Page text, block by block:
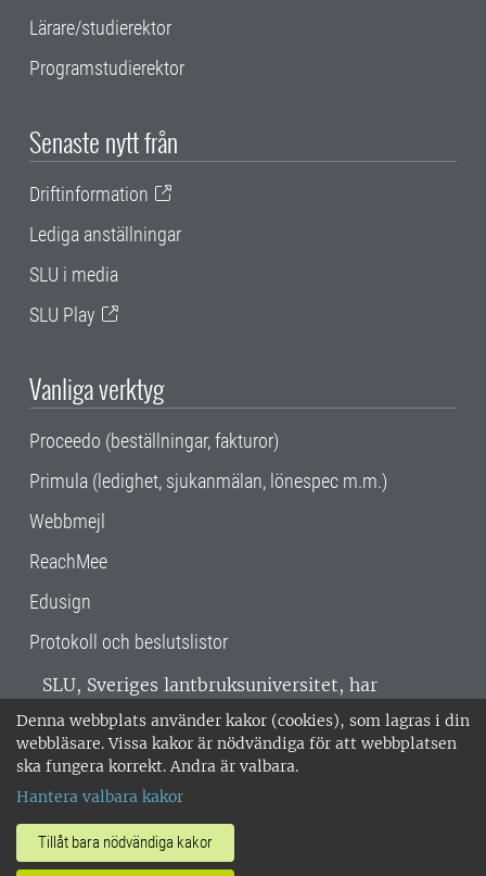
Denna webbplats använder kakor (cookies), som lagras i din
webbläsare. Vissa kakor är nödvändiga för att webbplatsen
ska fungera korrekt. Andra är valbara.
Hantera valbara kakor
Tillåt bara nödvändiga kakor
Lärare/studierektor
Programstudierektor
Senaste nytt från
Driftinformation
Lediga anställningar
SLU i media
SLU Play
Vanliga verktyg
Proceedo (beställningar, fakturor)
Primula (ledighet, sjukanmälan, lönespec m.m.)
Webbmejl
ReachMee
Edusign
Protokoll och beslutslistor
SLU, Sveriges lantbruksuniversitet, har
verksamhet över hela Sverige. Huvudorter är
Alnarp, Uppsala och Umeå.SLU är
miljöcertifierat enligt ISO 14001. •
018-67 10 00 • Org nr: 202100-2817 •
Om SLU:s webbplatser
•Hantera kakor•Behandling av